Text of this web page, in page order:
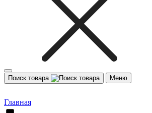
Поиск товара Меню
Главная